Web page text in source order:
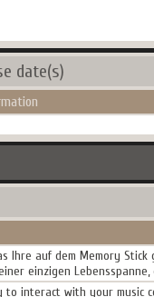
date(s)
Ihre auf dem Memory
einzigen
to interact with your music